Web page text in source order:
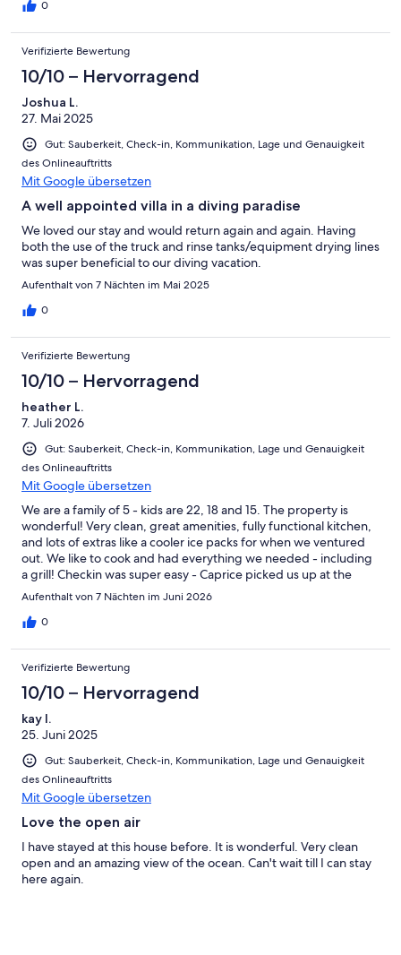
0
Verifizierte Bewertung
10/10 – Hervorragend
Joshua L.
27. Mai 2025
Gut: Sauberkeit, Check-in, Kommunikation, Lage und Genauigkeit
des Onlineauftritts
Mit Google übersetzen
A well appointed villa in a diving paradise
We loved our stay and would return again and again. Having
both the use of the truck and rinse tanks/equipment drying lines
was super beneficial to our diving vacation.
Aufenthalt von 7 Nächten im Mai 2025
0
Verifizierte Bewertung
10/10 – Hervorragend
heather L.
7. Juli 2026
Gut: Sauberkeit, Check-in, Kommunikation, Lage und Genauigkeit
des Onlineauftritts
Mit Google übersetzen
We are a family of 5 - kids are 22, 18 and 15. The property is
wonderful! Very clean, great amenities, fully functional kitchen,
and lots of extras like a cooler ice packs for when we ventured
out. We like to cook and had everything we needed - including
a grill! Checkin was super easy - Caprice picked us up at the
airport. The truck that came with the house was priceless! We
truck. The pool was wonderful. The opportunity to use the
We visited many dive sites around the island during our week
there and determined that we had the best experiences right
off the back of the house, including seeing two octopuses and
daily visits from turtles. The house is open and sometimes we
had pesky birds fly in to steal tomatoes (lol). My only
suggestions for improvements are as follows: dryer to go with
the washer as it takes too long to airdry the beach towels and
our clothes, more ceiling fans in the non-airconditioned parts of
the house (living/dining room) and one down on the deck above
the dining table (to help keep the air moving and keep the bugs
away), hooks in the showers. There are no doors on the
bathrooms, which wasn't a problem for us, but could be
awkward for some. We loved watching the sunset every night
from the downstairs deck. We've already convinced friends to
return with us next year. Highly recommend Bonaire and highly
Aufenthalt von 7 Nächten im Juni 2026
0
Verifizierte Bewertung
10/10 – Hervorragend
kay l.
25. Juni 2025
Gut: Sauberkeit, Check-in, Kommunikation, Lage und Genauigkeit
des Onlineauftritts
Mit Google übersetzen
Love the open air
I have stayed at this house before. It is wonderful. Very clean
open and an amazing view of the ocean. Can't wait till I can stay
here again.